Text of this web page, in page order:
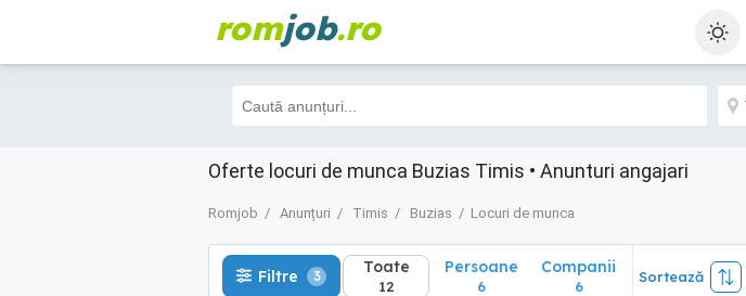
romjob.ro
Oferte locuri de munca Buzias Timis • Anunturi angajari
Romjob Anunțuri Timis Buzias Locuri de munca
Filtre 3 Toate
12
Filtre 3 Toate
12
Persoane
6
Companii
6
Sortează